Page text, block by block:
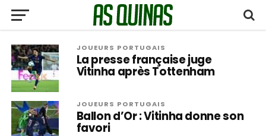
JOUEURS PORTUGAIS
La presse française juge
Vitinha après Tottenham
JOUEURS PORTUGAIS
Ballon d’Or : Vitinha donne son
favori